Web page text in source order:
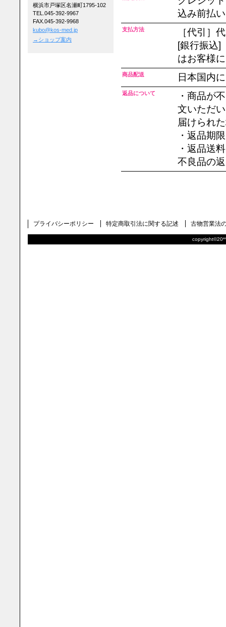
込み前払い
支払方法
［代引
[銀行振込
はお客様
商品配送 日本国内
返品について
・商品が
文いただ
届けられ
・返品期
・ 返品送
不良品の
横浜市戸塚区名瀬町1795-102
TEL.045-392-9967
FAX.045-392-9968
kubo@kos-med.jp
→ショップ案内
プライバシーポリシー 特定商取引法に関する記述 古物営業法